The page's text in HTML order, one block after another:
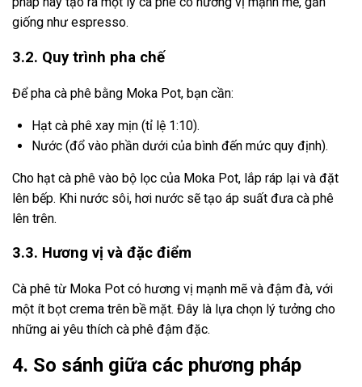
giống như espresso.
3.2. Quy trình pha chế
Để pha cà phê bằng Moka Pot, bạn cần:
Hạt cà phê xay mịn (tỉ lệ 1:10).
Nước (đổ vào phần dưới của bình đến mức quy định).
Cho hạt cà phê vào bộ lọc của Moka Pot, lắp ráp lại và đặt
lên bếp. Khi nước sôi, hơi nước sẽ tạo áp suất đưa cà phê
lên trên.
3.3. Hương vị và đặc điểm
Cà phê từ Moka Pot có hương vị mạnh mẽ và đậm đà, với
một ít bọt crema trên bề mặt. Đây là lựa chọn lý tưởng cho
những ai yêu thích cà phê đậm đặc.
4. So sánh giữa các phương pháp